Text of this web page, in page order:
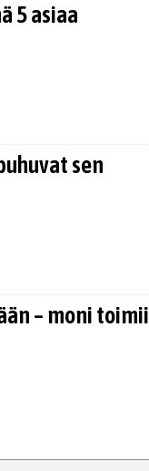
5 asiaa
sen
– moni toimii